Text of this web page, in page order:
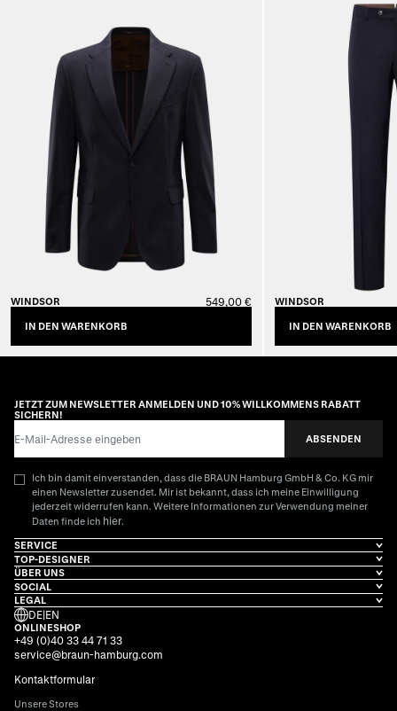
WINDSOR 549,00 €
IN DEN WARENKORB
WINDSOR
IN DEN WARENKORB
JETZT ZUM NEWSLETTER ANMELDEN UND 10% WILLKOMMENS RABATT
SICHERN!
ABSENDEN
Ich bin damit einverstanden, dass die BRAUN Hamburg GmbH & Co. KG mir
einen Newsletter zusendet. Mir ist bekannt, dass ich meine Einwilligung
jederzeit widerrufen kann. Weitere Informationen zur Verwendung meiner
Daten finde ich hier.
SERVICE
TOP-DESIGNER
ÜBER UNS
SOCIAL
LEGAL
DE|EN
ONLINESHOP
+49 (0)40 33 44 71 33
service@braun-hamburg.com
Kontaktformular
Unsere Stores